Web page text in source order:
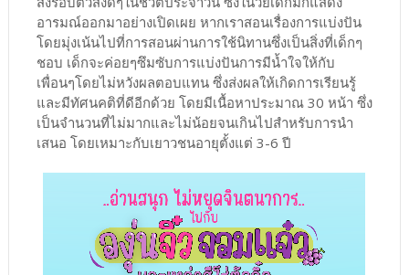
อารมณ์ออกมาอย่างเปิดเผย หากเราสอนเรื่องการแบ่งปัน
โดยมุ่งเน้นไปที่การสอนผ่านการใช้นิทานซึ่งเป็นสิ่งที่เด็กๆ
ชอบ เด็กจะค่อยๆซึมซับการแบ่งปันการมีน้ำใจให้กับ
เพื่อนๆโดยไม่หวังผลตอบแทน ซึ่งส่งผลให้เกิดการเรียนรู้
และมีทัศนคติที่ดีอีกด้วย โดยมีเนื้อหาประมาณ 30 หน้า ซึ่ง
เป็นจำนวนที่ไม่มากและไม่น้อยจนเกินไปสำหรับการนำ
เสนอ โดยเหมาะกับเยาวชนอายุตั้งแต่ 3-6 ปี